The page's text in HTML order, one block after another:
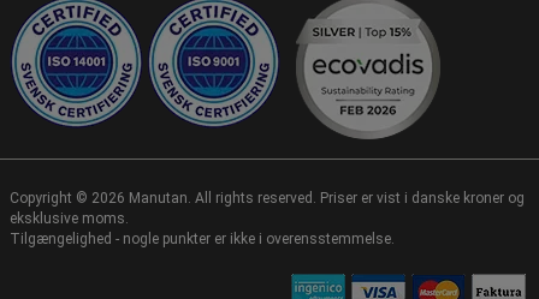
Copyright © 2026 Manutan. All rights reserved. Priser er vist i danske kroner og
eksklusive moms.
Tilgængelighed - nogle punkter er ikke i overensstemmelse.